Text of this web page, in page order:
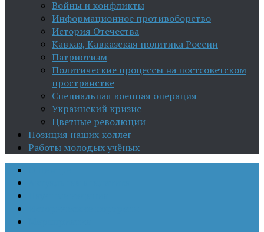
Войны и конфликты
Информационное противоборство
История Отечества
Кавказ, Кавказская политика России
Патриотизм
Политические процессы на постсоветском
пространстве
Специальная военная операция
Украинский кризис
Цветные революции
Позиция наших коллег
Работы молодых учёных